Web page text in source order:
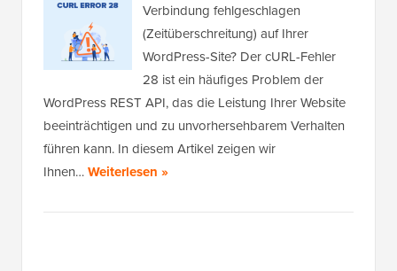
Verbindung fehlgeschlagen
(Zeitüberschreitung) auf Ihrer
WordPress-Site? Der cURL-Fehler
28 ist ein häufiges Problem der
WordPress REST API, das die Leistung Ihrer Website
beeinträchtigen und zu unvorhersehbarem Verhalten
führen kann. In diesem Artikel zeigen wir
Ihnen…Weiterlesen »